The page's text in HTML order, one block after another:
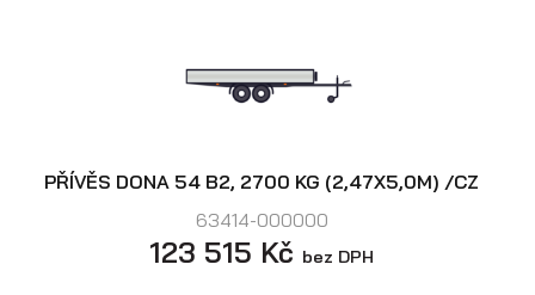
PŘÍVĚS DONA 54 B2, 2700 KG (2,47X5,0M) /CZ
63414-000000
123 515 Kč bez DPH